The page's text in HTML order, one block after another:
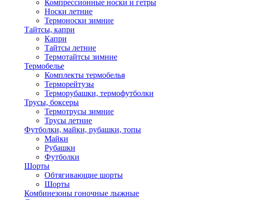
Компрессионные носки и гетры
Носки летние
Термоноски зимние
Тайтсы, капри
Капри
Тайтсы летние
Термотайтсы зимние
Термобелье
Комплекты термобелья
Терморейтузы
Терморубашки, термофутболки
Трусы, боксеры
Термотрусы зимние
Трусы летние
Футболки, майки, рубашки, топы
Майки
Рубашки
Футболки
Шорты
Обтягивающие шорты
Шорты
Комбинезоны гоночные лыжные